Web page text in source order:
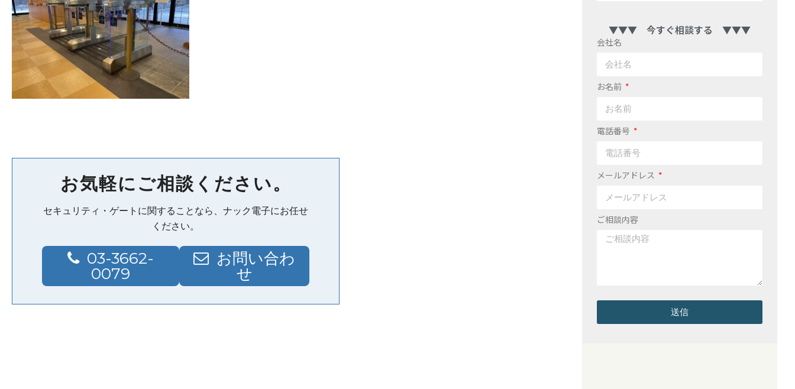
お気軽にご相談ください。
セキュリティ・ゲートに関することなら、ナック電子にお任せ
ください。
03-3662-
0079
お問い合わ
せ
▼▼▼ 今すぐ相談する ▼▼▼
会社名
お名前
電話番号
メールアドレス
ご相談内容
送信